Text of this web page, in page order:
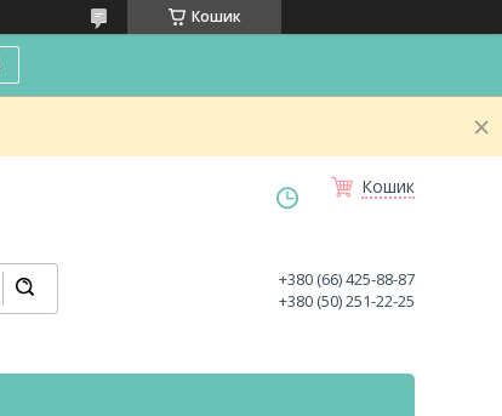
Кошик
Кошик
+380 (66) 425-88-87
+380 (50) 251-22-25